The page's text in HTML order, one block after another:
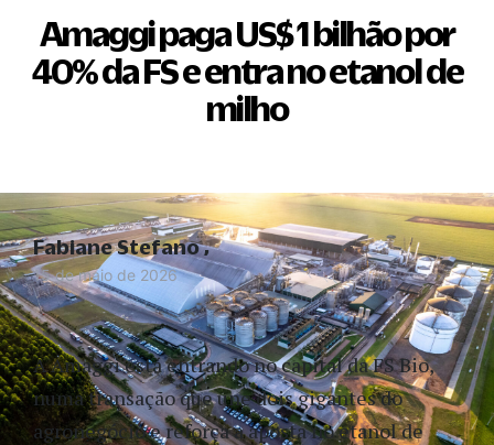
Amaggi paga US$ 1 bilhão por
40% da FS e entra no etanol de
milho
15 de maio de 2026
A Amaggi está entrando no capital da FS Bio,
numa transação que une dois gigantes do
agronegócio e reforça a aposta no etanol de
Fabiane Stefano